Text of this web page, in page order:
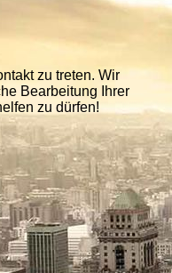
zu treten. Wir
Bearbeitung Ihrer
zu dürfen!